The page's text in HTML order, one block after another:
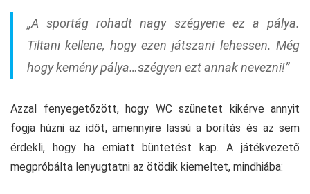
„A sportág rohadt nagy szégyene ez a pálya.
Tiltani kellene, hogy ezen játszani lehessen. Még
hogy kemény pálya…szégyen ezt annak nevezni!”
Azzal fenyegetőzött, hogy WC szünetet kikérve annyit
fogja húzni az időt, amennyire lassú a borítás és az sem
érdekli, hogy ha emiatt büntetést kap. A játékvezető
megpróbálta lenyugtatni az ötödik kiemeltet, mindhiába: